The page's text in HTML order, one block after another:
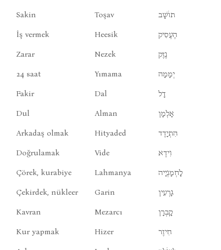
Sakin Toşav תוֹשָׁב
İş vermek Heesik הֶעֶסִיק
Zarar Nezek נֶזֶק
24 saat Yımama יְמָמָה
Fakir Dal דָל
Dul Alman אָלְמָן
Arkadaş olmak Hityaded הִתְיָדֶד
Doğrulamak Vide וִידֶא
Çörek, kurabiye Lahmanya לָחְמָנְיָיה
Çekirdek, nükleer Garin גָרְעִין
Kavran Mezarcı קָבְרָן
Kur yapmak Hizer חִיזֶר